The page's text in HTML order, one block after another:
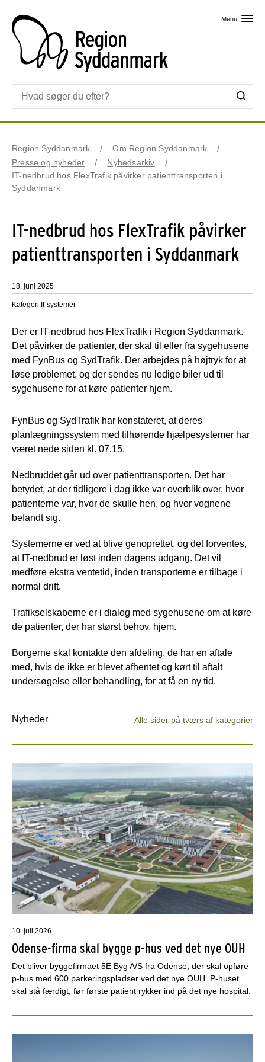
Menu
Region Syddanmark
Om Region Syddanmark
Presse og nyheder
Nyhedsarkiv
IT-nedbrud hos FlexTrafik påvirker patienttransporten i
Syddanmark
IT-nedbrud hos FlexTrafik påvirker
patienttransporten i Syddanmark
18. juni 2025
Kategori:It-systemer
Der er IT-nedbrud hos FlexTrafik i Region Syddanmark.
Det påvirker de patienter, der skal til eller fra sygehusene
med FynBus og SydTrafik. Der arbejdes på højtryk for at
løse problemet, og der sendes nu ledige biler ud til
sygehusene for at køre patienter hjem.
FynBus og SydTrafik har konstateret, at deres
planlægningssystem med tilhørende hjælpesystemer har
været nede siden kl. 07.15.
Nedbruddet går ud over patienttransporten. Det har
betydet, at der tidligere i dag ikke var overblik over, hvor
patienterne var, hvor de skulle hen, og hvor vognene
befandt sig.
Systemerne er ved at blive genoprettet, og det forventes,
at IT-nedbrud er løst inden dagens udgang. Det vil
medføre ekstra ventetid, inden transporterne er tilbage i
normal drift.
Trafikselskaberne er i dialog med sygehusene om at køre
de patienter, der har størst behov, hjem.
Borgerne skal kontakte den afdeling, de har en aftale
med, hvis de ikke er blevet afhentet og kørt til aftalt
undersøgelse eller behandling, for at få en ny tid.
Nyheder Alle sider på tværs af kategorier
10. juli 2026
Odense-firma skal bygge p-hus ved det nye OUH
Det bliver byggefirmaet 5E Byg A/S fra Odense, der skal opføre
p-hus med 600 parkeringspladser ved det nye OUH. P-huset
skal stå færdigt, før første patient rykker ind på det nye hospital.